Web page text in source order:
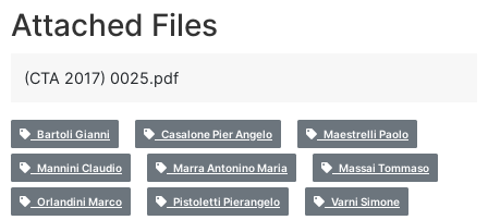
Attached Files
(CTA 2017) 0025.pdf
Bartoli Gianni Casalone Pier Angelo Maestrelli Paolo
Mannini Claudio Marra Antonino Maria Massai Tommaso
Orlandini Marco Pistoletti Pierangelo Varni Simone